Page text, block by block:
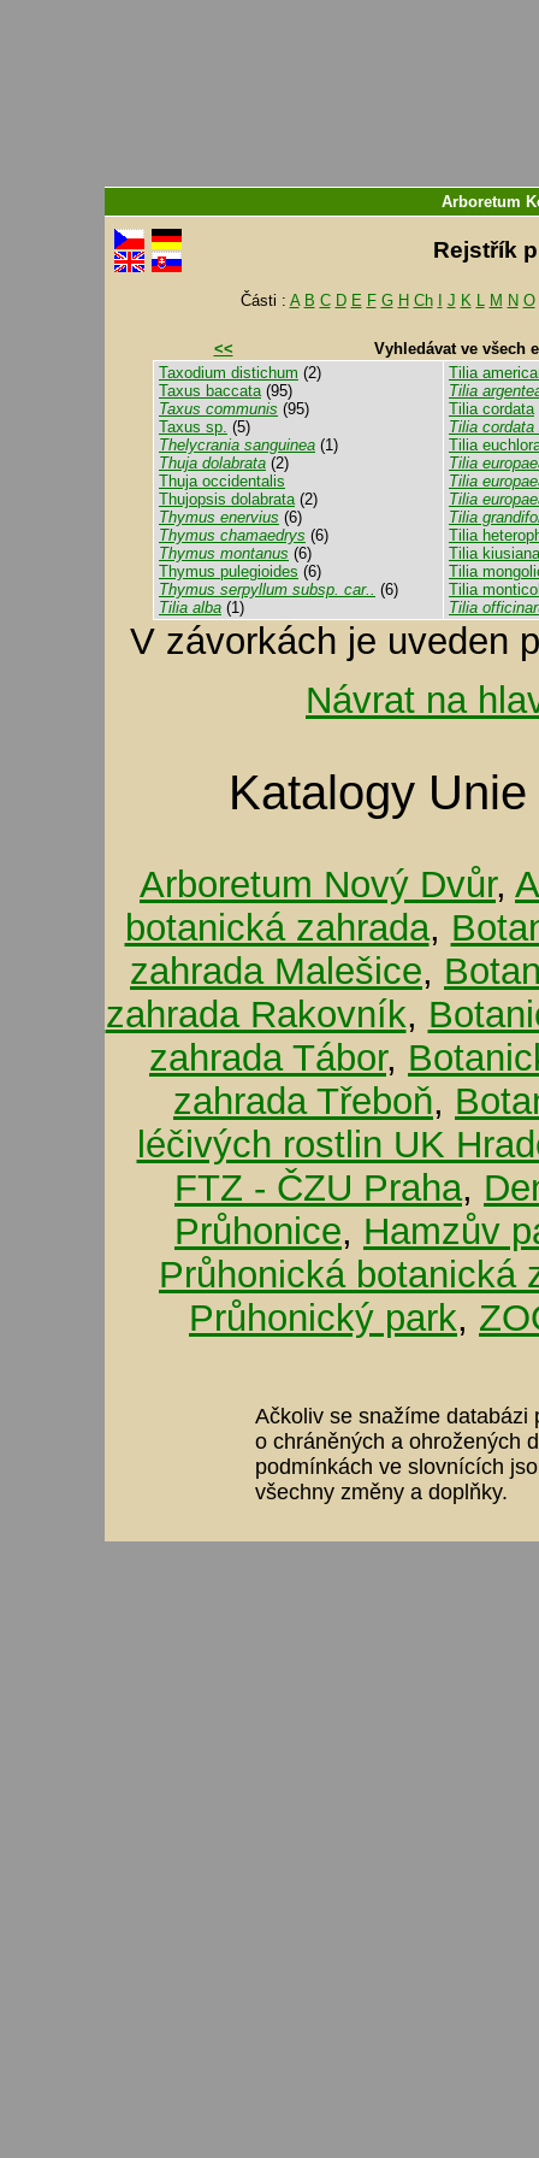
Arboretum
Rejstřík
Části : A B C D E F G H Ch J K L M N O
<<
Vyhledávat ve všech
Taxodium distichum (2)
Taxus baccata(95)
Taxus communis (95)
Taxus sp. (5)
Thelycrania sanguinea (1)
Thuja dolabrata (2)
Thuja occidentalis
Thujopsis dolabrata(2)
Thymus enervius (6)
Thymus chamaedrys (6)
Thymus montanus (6)
Thymus pulegioides (6)
Thymus serpyllum subsp. car.. (6)
Tilia alba (1)
Tilia
Tilia
Tilia cordata
Tilia
Tilia
Tilia
Tilia
Tilia
Tilia
Tilia
Tilia kiusiana
Tilia
Tilia
Tilia
V závorkách je uveden
Návrat na
Katalogy
Arboretum Nový Dvůr,
botanická zahrada,
zahrada Malešice,
zahrada Rakovník,
zahrada Tábor,
zahrada Třeboň,
léčivých rostlin UK
FTZ - ČZU Praha,
Průhonice, Hamzův
Průhonická botanická
Průhonický park,
Ačkoliv se snažíme databázi
o chráněných a ohrožených
podmínkách ve slovnících
všechny změny a doplňky.